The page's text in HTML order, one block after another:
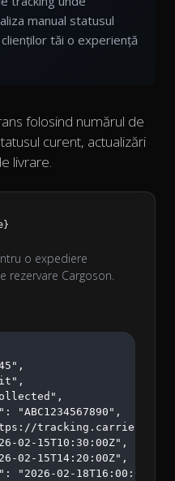
manual statusul
tăi o experiență
folosind numărul de
curent, actualizări
livrare.
o expediere
rezervare Cargoson.
"ABC1234567890",
02-15T10:30:00Z",
02-15T14:20:00Z",
"2026-02-18T16:00:00Z"